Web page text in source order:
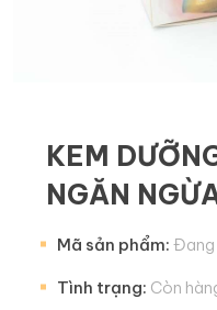
KEM
NGĂN
Mã sản phẩm: Đang
Tình trạng: Còn